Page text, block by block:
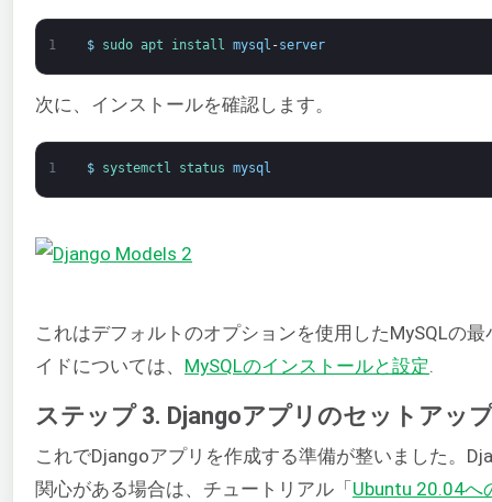
1 $ sudo apt install mysql -server
次に、インストールを確認します。
1 $ systemctl status mysql
これはデフォルトのオプションを使用したMySQLの
イドについては、 MySQLのインストールと設定.
ステップ 3. Djangoアプリのセットアッ
これでDjangoアプリを作成する準備が整いました。
関心がある場合は、チュートリアル「 Ubuntu 20.04へ